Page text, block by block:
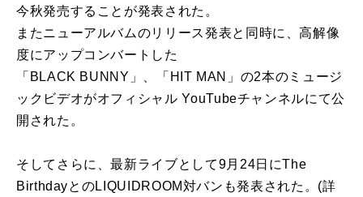
今秋発売することが発表された。
またニューアルバムのリリース発表と同時に、⾼解像
度にアップコンバートした
「BLACK BUNNY」、「HIT MAN」の2本のミュージ
ックビデオがオフィシャル YouTubeチャンネルにて公
開された。
そしてさらに、最新ライブとして9⽉24⽇にThe
BirthdayとのLIQUIDROOM対バンも発表された。(詳